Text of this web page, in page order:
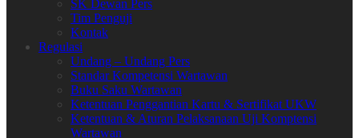
SK Dewan Pers
Tim Penguji
Kontak
Regulasi
Undang – Undang Pers
Standar Kompetensi Wartawan
Buku Saku Wartawan
Ketentuan Penggantian Kartu & Sertifikat UKW
Ketentuan & Aturan Pelaksanaan Uji Komptensi
Wartawan